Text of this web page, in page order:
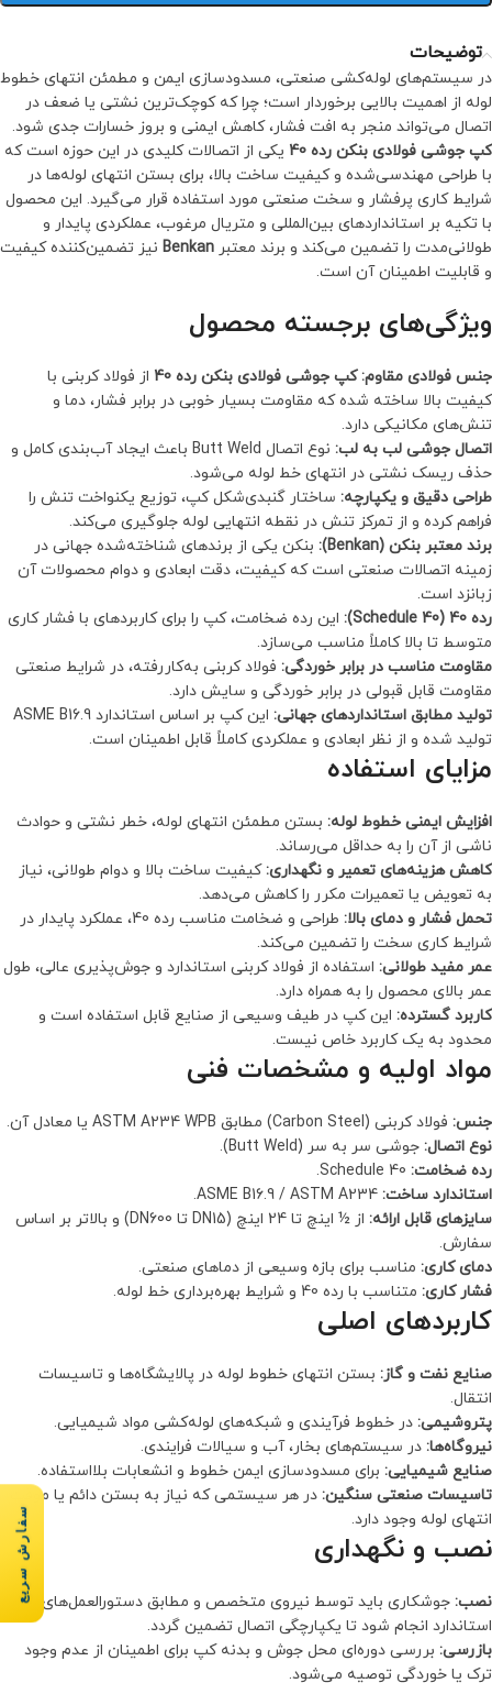
توضیحات
در سیستم‌های لوله‌کشی صنعتی، مسدودسازی ایمن و مطمئن انتهای خطوط
لوله از اهمیت بالایی برخوردار است؛ چرا که کوچک‌ترین نشتی یا ضعف در
اتصال می‌تواند منجر به افت فشار، کاهش ایمنی و بروز خسارات جدی شود.
کپ جوشی فولادی بنکن رده 40
یکی از اتصالات کلیدی در این حوزه است که
با طراحی مهندسی‌شده و کیفیت ساخت بالا، برای بستن انتهای لوله‌ها در
شرایط کاری پرفشار و سخت صنعتی مورد استفاده قرار می‌گیرد. این محصول
با تکیه بر استانداردهای بین‌المللی و متریال مرغوب، عملکردی پایدار و
طولانی‌مدت را تضمین می‌کند و برند معتبر Benkan نیز تضمین‌کننده کیفیت
و قابلیت اطمینان آن است.
ویژگی‌های برجسته محصول
جنس فولادی مقاوم: کپ جوشی فولادی بنکن رده 40
از فولاد کربنی با
کیفیت بالا ساخته شده که مقاومت بسیار خوبی در برابر فشار، دما و
تنش‌های مکانیکی دارد.
اتصال جوشی لب به لب:
نوع اتصال Butt Weld باعث ایجاد آب‌بندی کامل و
حذف ریسک نشتی در انتهای خط لوله می‌شود.
طراحی دقیق و یکپارچه: ساختار گنبدی‌شکل کپ، توزیع یکنواخت تنش را
فراهم کرده و از تمرکز تنش در نقطه انتهایی لوله جلوگیری می‌کند.
برند معتبر بنکن (Benkan):
بنکن یکی از برندهای شناخته‌شده جهانی در
زمینه اتصالات صنعتی است که کیفیت، دقت ابعادی و دوام محصولات آن
زبانزد است.
رده 40 (Schedule 40):
این رده ضخامت، کپ را برای کاربردهای با فشار کاری
متوسط تا بالا کاملاً مناسب می‌سازد.
مقاومت مناسب در برابر خوردگی: فولاد کربنی به‌کاررفته، در شرایط صنعتی
مقاومت قابل قبولی در برابر خوردگی و سایش دارد.
تولید مطابق استانداردهای جهانی:
این کپ بر اساس استاندارد ASME B16.9
تولید شده و از نظر ابعادی و عملکردی کاملاً قابل اطمینان است.
مزایای استفاده
افزایش ایمنی خطوط لوله: بستن مطمئن انتهای لوله، خطر نشتی و حوادث
ناشی از آن را به حداقل می‌رساند.
کاهش هزینه‌های تعمیر و نگهداری: کیفیت ساخت بالا و دوام طولانی، نیاز
به تعویض یا تعمیرات مکرر را کاهش می‌دهد.
تحمل فشار و دمای بالا:
طراحی و ضخامت مناسب رده 40، عملکرد پایدار در
شرایط کاری سخت را تضمین می‌کند.
عمر مفید طولانی: استفاده از فولاد کربنی استاندارد و جوش‌پذیری عالی، طول
عمر بالای محصول را به همراه دارد.
کاربرد گسترده: این کپ در طیف وسیعی از صنایع قابل استفاده است و
محدود به یک کاربرد خاص نیست.
مواد اولیه و مشخصات فنی
جنس: فولاد کربنی (Carbon Steel) مطابق ASTM A234 WPB یا معادل آن.
نوع اتصال: جوشی سر به سر (Butt Weld).
رده ضخامت:
استاندارد ساخت:
سایزهای قابل ارائه:
از ½ اینچ تا 24 اینچ (DN15 تا DN600) و بالاتر بر اساس
سفارش.
دمای کاری: مناسب برای بازه وسیعی از دماهای صنعتی.
فشار کاری: متناسب با رده 40 و شرایط بهره‌برداری خط لوله.
کاربردهای اصلی
صنایع نفت و گاز: بستن انتهای خطوط لوله در پالایشگاه‌ها و تاسیسات
انتقال.
پتروشیمی: در خطوط فرآیندی و شبکه‌های لوله‌کشی مواد شیمیایی.
نیروگاه‌ها: در سیستم‌های بخار، آب و سیالات فرایندی.
صنایع شیمیایی: برای مسدودسازی ایمن خطوط و انشعابات بلااستفاده.
تاسیسات صنعتی سنگین: در هر سیستمی که نیاز به بستن دائم یا موقت
انتهای لوله وجود دارد.
نصب و نگهداری
نصب: جوشکاری باید توسط نیروی متخصص و مطابق دستورالعمل‌های
استاندارد انجام شود تا یکپارچگی اتصال تضمین گردد.
بازرسی: بررسی دوره‌ای محل جوش و بدنه کپ برای اطمینان از عدم وجود
ترک یا خوردگی توصیه می‌شود.
سفارش سریع